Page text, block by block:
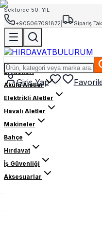
Sektörde 50. YIL
+905067091872
Sipariş
Giriş Yap
El Aletleri
Akülü Aletler
Elektrikli Aletler
Havalı Aletler
Makineler
Bahçe
Hırdavat
İş Güvenliği
Aksesuarlar